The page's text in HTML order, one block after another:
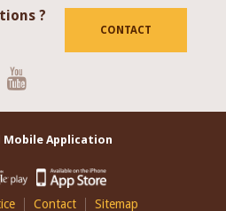
?
CONTACT
Mobile Application
Contact Sitemap